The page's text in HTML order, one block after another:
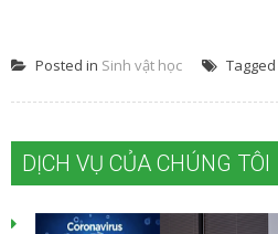
Posted in Sinh vật học Tagged
DỊCH VỤ CỦA CHÚNG TÔI